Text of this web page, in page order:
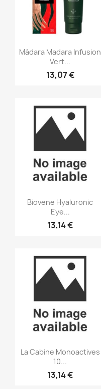
Aperçu rapide
Mádara Madara Infusion
Vert...
13,07 €
Aperçu rapide
Biovene Hyaluronic
Eye...
13,14 €
Aperçu rapide
La Cabine Monoactives
10...
13,14 €